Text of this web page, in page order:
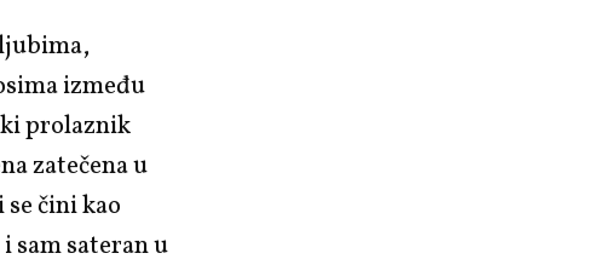
između
prolaznik
zatečena u
čini kao
sam sateran u